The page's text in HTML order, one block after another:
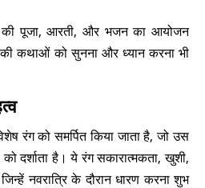
की पूजा, आरती, और भजन का आयोजन
की कथाओं को सुनना और ध्यान करना भी
रंग को समर्पित किया जाता है, जो उस
दर्शाता है। ये रंग सकारात्मकता, खुशी,
नवरात्रि के दौरान धारण करना शुभ